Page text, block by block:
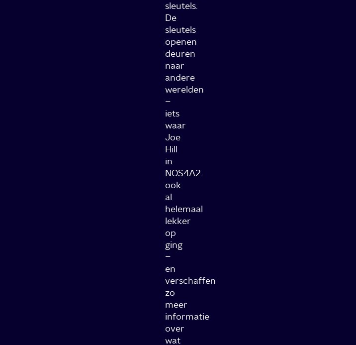
sleutels.
De
sleutels
openen
deuren
naar
andere
werelden
–
iets
waar
Joe
Hill
in
NOS4A2
ook
al
helemaal
lekker
op
ging
–
en
verschaffen
zo
meer
informatie
over
wat